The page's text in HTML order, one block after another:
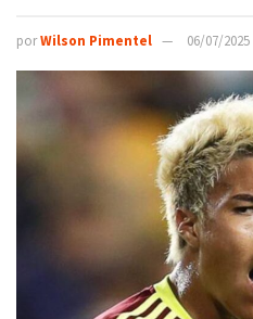
porWilson Pimentel 06/07/2025